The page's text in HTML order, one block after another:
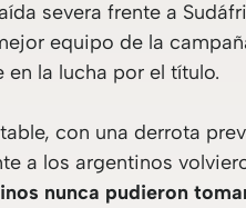
severa frente a
equipo de la
la lucha por el título.
con una derrota
a los argentinos
nunca pudieron